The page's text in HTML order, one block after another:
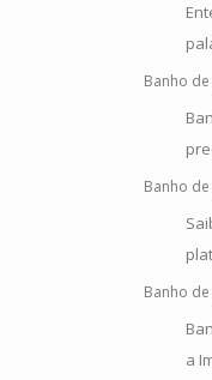
Banho
Banho
Banho
a